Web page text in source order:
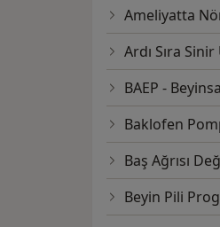
Ameliyatta
Ardı Sıra Sinir
BAEP -
Baklofen
Baş Ağrısı
Beyin Pili